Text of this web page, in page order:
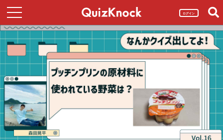
ログイン